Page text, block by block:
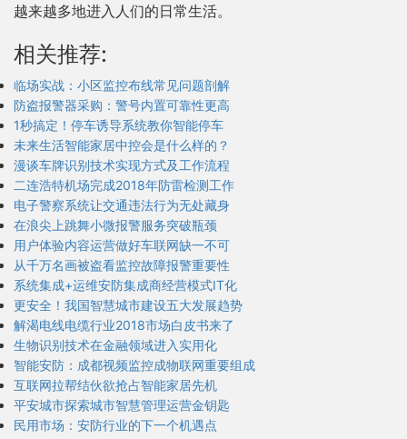
越来越多地进入人们的日常生活。
相关推荐:
临场实战：小区监控布线常见问题剖解
防盗报警器采购：警号内置可靠性更高
1秒搞定！停车诱导系统教你智能停车
未来生活智能家居中控会是什么样的？
漫谈车牌识别技术实现方式及工作流程
二连浩特机场完成2018年防雷检测工作
电子警察系统让交通违法行为无处藏身
在浪尖上跳舞小微报警服务突破瓶颈
用户体验内容运营做好车联网缺一不可
从千万名画被盗看监控故障报警重要性
系统集成+运维安防集成商经营模式IT化
更安全！我国智慧城市建设五大发展趋势
解渴电线电缆行业2018市场白皮书来了
生物识别技术在金融领域进入实用化
智能安防：成都视频监控成物联网重要组成
互联网拉帮结伙欲抢占智能家居先机
平安城市探索城市智慧管理运营金钥匙
民用市场：安防行业的下一个机遇点